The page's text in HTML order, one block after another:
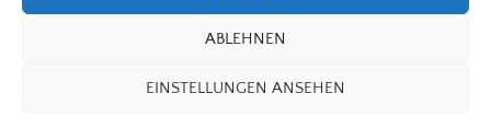
ABLEHNEN
EINSTELLUNGEN ANSEHEN